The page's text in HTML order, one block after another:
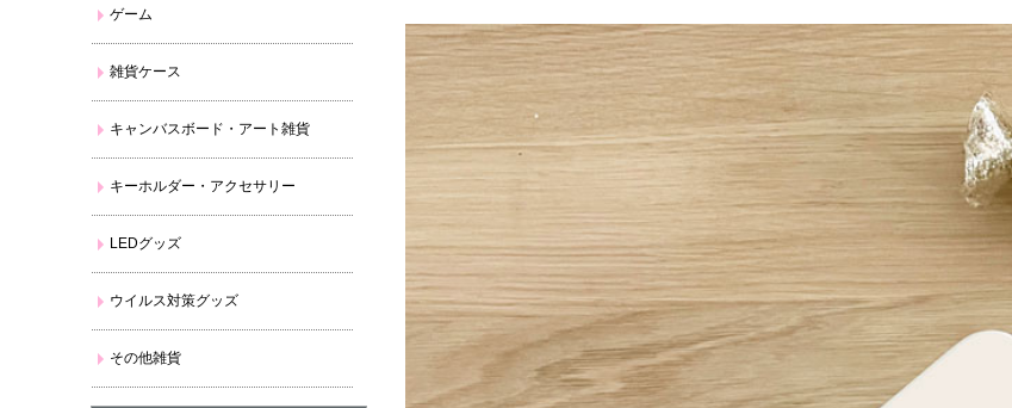
ゲーム
雑貨ケース
キャンバスボード・アート雑貨
キーホルダー・アクセサリー
LEDグッズ
ウイルス対策グッズ
その他雑貨